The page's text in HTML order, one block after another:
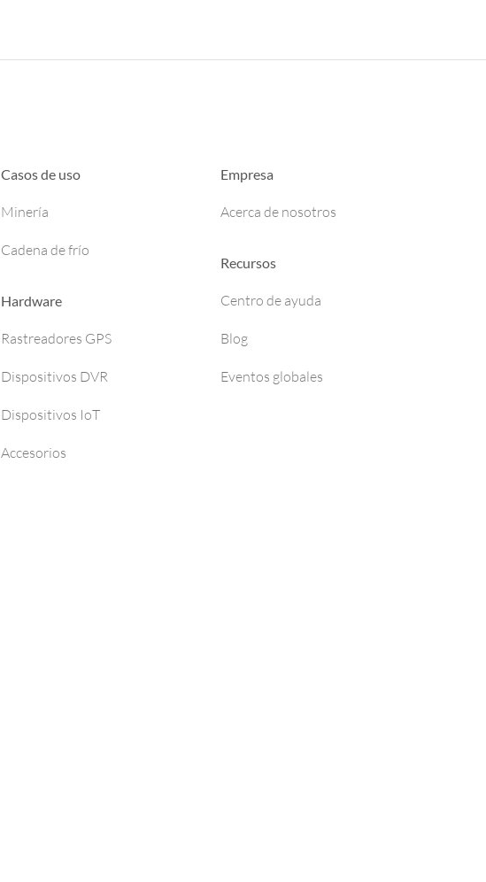
Casos de uso
Minería
Cadena de frío
Hardware
Rastreadores GPS
Dispositivos DVR
Dispositivos IoT
Accesorios
Empresa
Acerca de nosotros
Recursos
Centro de ayuda
Blog
Eventos globales